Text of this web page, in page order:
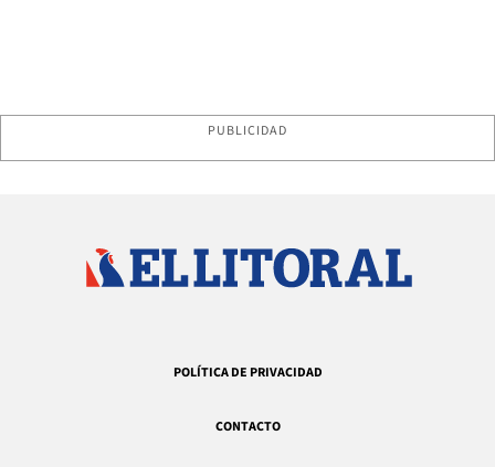
PUBLICIDAD
POLÍTICA DE PRIVACIDAD
CONTACTO